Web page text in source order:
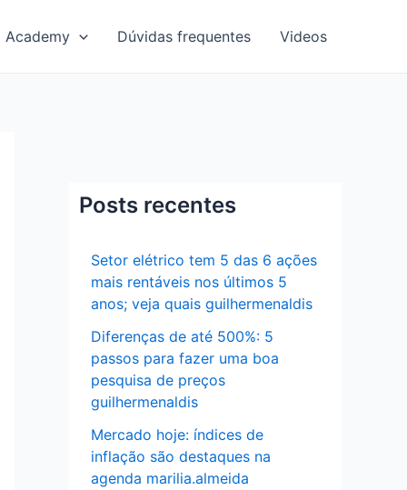
Academy Dúvidas frequentes Videos
Posts recentes
Setor elétrico tem 5 das 6 ações
mais rentáveis nos últimos 5
anos; veja quais guilhermenaldis
Diferenças de até 500%: 5
passos para fazer uma boa
pesquisa de preços
guilhermenaldis
Mercado hoje: índices de
inflação são destaques na
agenda marilia.almeida